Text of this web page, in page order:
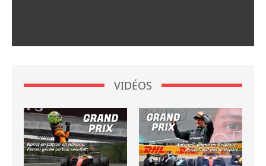
VIDÉOS